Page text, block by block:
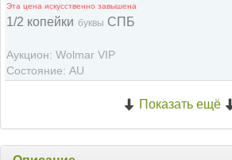
Эта цена искусственно завышена
1/2 копейки буквы СПБ
Аукцион: Wolmar VIP
Состояние: AU
Показать ещё